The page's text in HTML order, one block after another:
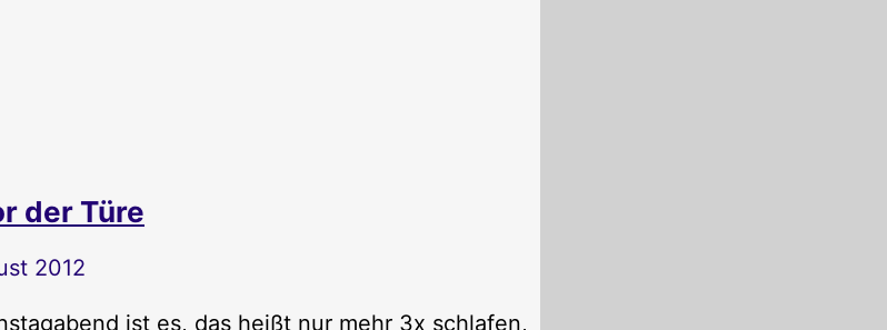
der Türe
2012
ist es, das heißt nur mehr 3x schlafen,